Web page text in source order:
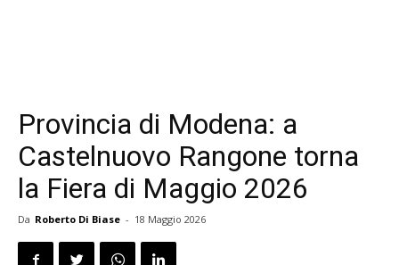
Provincia di Modena: a
Castelnuovo Rangone torna
la Fiera di Maggio 2026
Da Roberto Di Biase - 18 Maggio 2026